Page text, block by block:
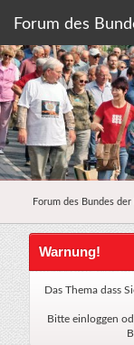
Forum des
Forum des Bundes
Warnung!
Das Thema dass
Bitte einloggen